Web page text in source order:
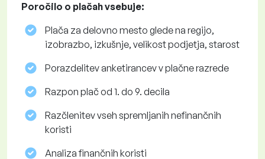
Poročilo o plačah vsebuje:
Plača za delovno mesto glede na regijo,
izobrazbo, izkušnje, velikost podjetja, starost
Porazdelitev anketirancev v plačne razrede
Razpon plač od 1. do 9. decila
Razčlenitev vseh spremljanih nefinančnih
koristi
Analiza finančnih koristi